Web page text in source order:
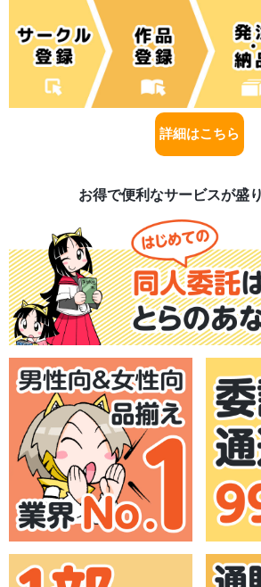
詳細はこちら
お得で便利なサービスが盛